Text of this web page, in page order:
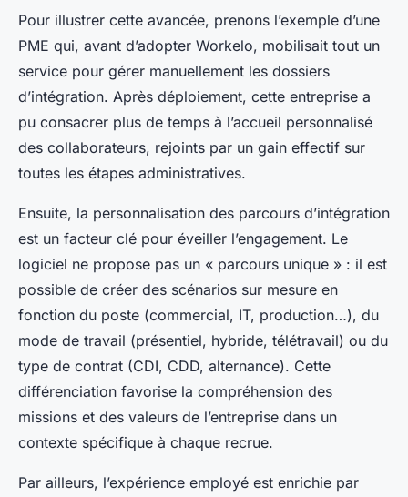
Pour illustrer cette avancée, prenons l’exemple d’une
PME qui, avant d’adopter Workelo, mobilisait tout un
service pour gérer manuellement les dossiers
d’intégration. Après déploiement, cette entreprise a
pu consacrer plus de temps à l’accueil personnalisé
des collaborateurs, rejoints par un gain effectif sur
toutes les étapes administratives.
Ensuite, la personnalisation des parcours d’intégration
est un facteur clé pour éveiller l’engagement. Le
logiciel ne propose pas un « parcours unique » : il est
possible de créer des scénarios sur mesure en
fonction du poste (commercial, IT, production…), du
mode de travail (présentiel, hybride, télétravail) ou du
type de contrat (CDI, CDD, alternance). Cette
différenciation favorise la compréhension des
missions et des valeurs de l’entreprise dans un
contexte spécifique à chaque recrue.
Par ailleurs, l’expérience employé est enrichie par